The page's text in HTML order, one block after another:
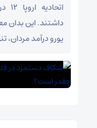
یورو درآمد مردان، تنها ۸۸ یورو کسب